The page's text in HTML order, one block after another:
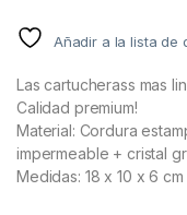
Añadir a la lista de
Las cartucherass mas
Calidad premium!
Material: Cordura
impermeable + cristal
Medidas: 18 x 10 x 6